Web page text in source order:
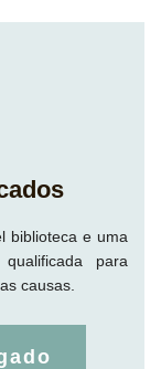
biblioteca e uma
para
causas.